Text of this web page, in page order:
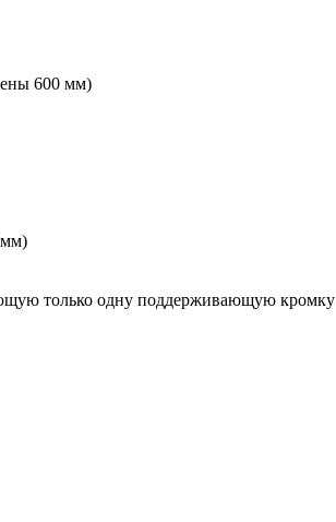
600 мм)
мм)
только одну поддерживающую кромку